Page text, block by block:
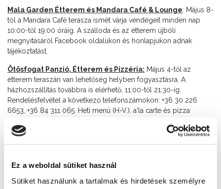
Ez a weboldal sütiket használ
Sütiket használunk a tartalmak és hirdetések személyre
Mala Garden Étterem és Mandara Café & Lounge: Május 8-
tól a Mandara Café terasza ismét várja vendégeit minden nap
10:00-től 19:00 óráig. A szálloda és az étterem újbóli
megnyitásáról Facebook oldalukon és honlapjukon adnak
tájékoztatást.
Ötösfogat Panzió, Étterem és Pizzéria: Május 4-től az
étterem teraszán van lehetőség helyben fogyasztásra. A
házhozszállítás továbbra is elérhető, 11:00-től 21:30-ig.
Rendelésfelvétel a következő telefonszámokon: +36 30 226
6653, +36 84 311 065. Heti menü (H-V.), a'la carte és pizza
Sándor Étterem:
Május 15-től nyitva minden nap, 11:00-től
Sanyi Sarok: Május 4-től az étterem terasza nyitva tart. Az ételek
házhozszállítása továbbra is elérhető. Nyitva tartás: minden nap